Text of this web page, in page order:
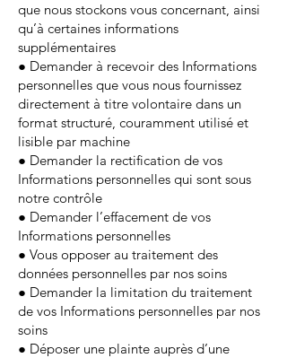
que nous stockons vous concernant, ainsi
qu’à certaines informations
supplémentaires
● Demander à recevoir des Informations
personnelles que vous nous fournissez
directement à titre volontaire dans un
format structuré, couramment utilisé et
lisible par machine
● Demander la rectification de vos
Informations personnelles qui sont sous
notre contrôle
● Demander l’effacement de vos
Informations personnelles
● Vous opposer au traitement des
données personnelles par nos soins
● Demander la limitation du traitement
de vos Informations personnelles par nos
soins
● Déposer une plainte auprès d’une